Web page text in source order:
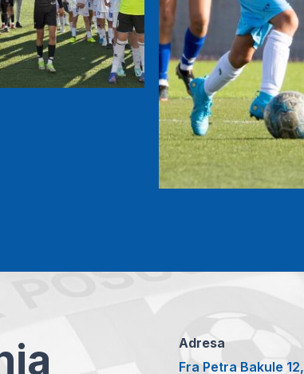
Adresa
Fra Petra Bakule 12,